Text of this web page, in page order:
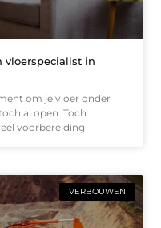
vloerspecialist in
om je vloer onder
al open. Toch
voorbereiding
VERBOUWEN